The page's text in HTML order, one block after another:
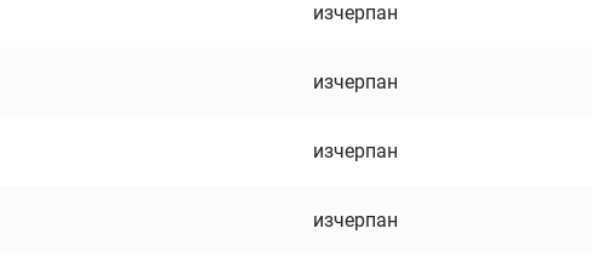
изчерпан
изчерпан
изчерпан
изчерпан